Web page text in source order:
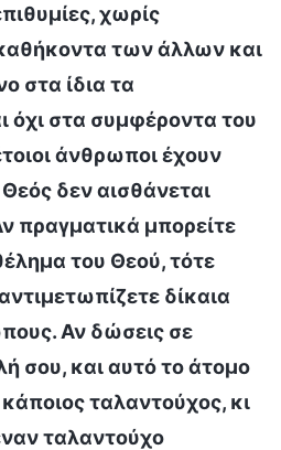
χωρίς
των άλλων και
στα ίδια τα
όχι στα συμφέροντα του
άνθρωποι έχουν
δεν αισθάνεται
πραγματικά μπορείτε
του Θεού, τότε
δίκαια
Αν δώσεις σε
σου, και αυτό το άτομο
ταλαντούχος, κι
ταλαντούχο